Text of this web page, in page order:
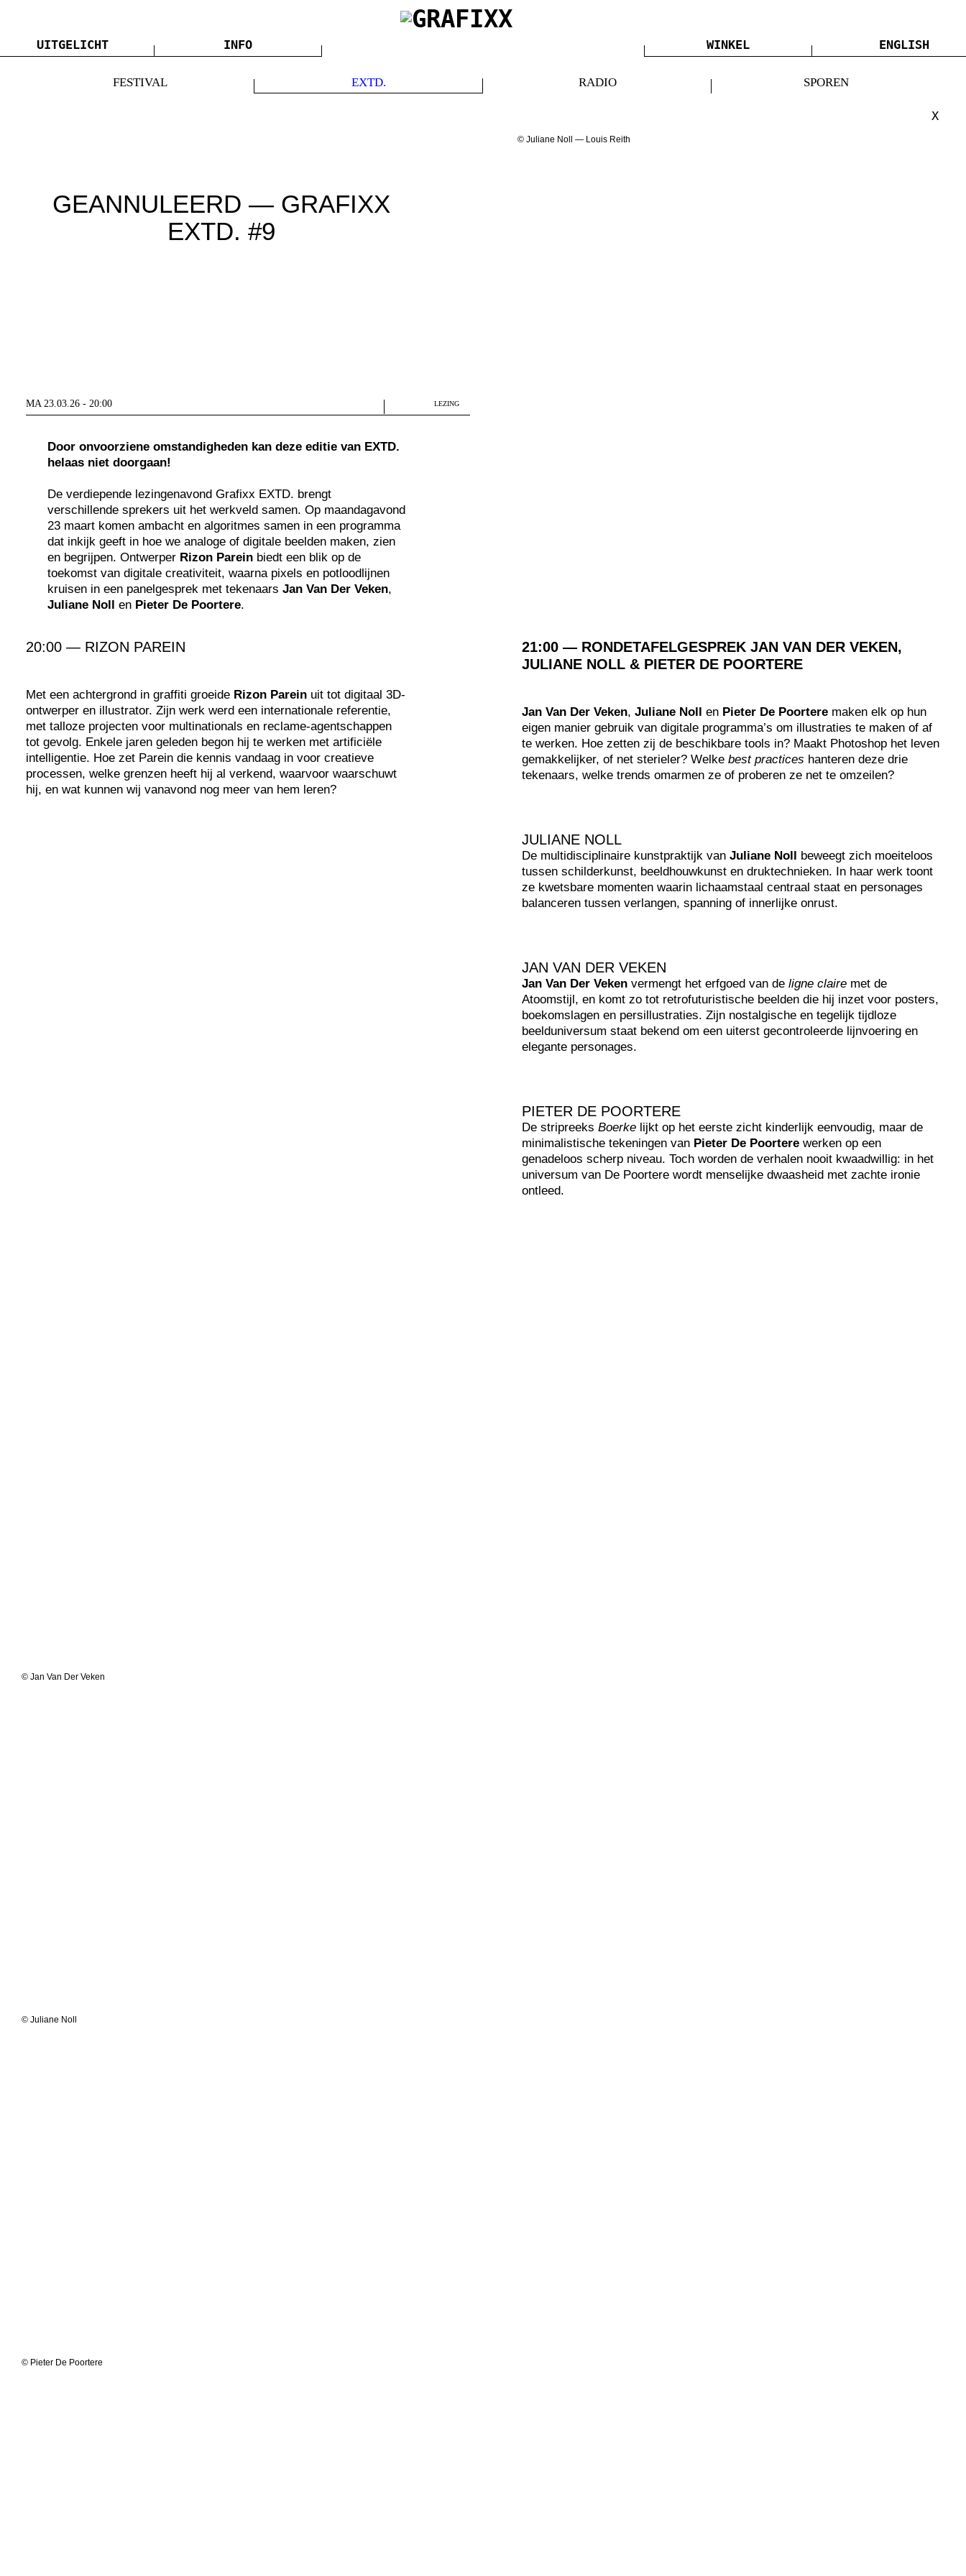
UITGELICHT INFO WINKEL ENGLISH
FESTIVAL EXTD. RADIO SPOREN
X
GEANNULEERD — GRAFIXX
EXTD. #9
MA 23.03.26 - 20:00 LEZING
Door onvoorziene omstandigheden kan deze editie van EXTD.
helaas niet doorgaan!
De verdiepende lezingenavond Grafixx EXTD. brengt
verschillende sprekers uit het werkveld samen. Op maandagavond
23 maart komen ambacht en algoritmes samen in een programma
dat inkijk geeft in hoe we analoge of digitale beelden maken, zien
en begrijpen. Ontwerper Rizon Parein biedt een blik op de
toekomst van digitale creativiteit, waarna pixels en potloodlijnen
kruisen in een panelgesprek met tekenaars Jan Van Der Veken,
Juliane Noll en Pieter De Poortere.
© Juliane Noll — Louis Reith
20:00 — RIZON PAREIN
Met een achtergrond in graffiti groeide Rizon Parein uit tot digitaal 3D-
ontwerper en illustrator. Zijn werk werd een internationale referentie,
met talloze projecten voor multinationals en reclame-agentschappen
tot gevolg. Enkele jaren geleden begon hij te werken met artificiële
intelligentie. Hoe zet Parein die kennis vandaag in voor creatieve
processen, welke grenzen heeft hij al verkend, waarvoor waarschuwt
hij, en wat kunnen wij vanavond nog meer van hem leren?
21:00 — RONDETAFELGESPREK JAN VAN DER VEKEN,
JULIANE NOLL & PIETER DE POORTERE
Jan Van Der Veken, Juliane Noll en Pieter De Poortere maken elk op hun
eigen manier gebruik van digitale programma’s om illustraties te maken of af
te werken. Hoe zetten zij de beschikbare tools in? Maakt Photoshop het leven
gemakkelijker, of net sterieler? Welke best practices hanteren deze drie
tekenaars, welke trends omarmen ze of proberen ze net te omzeilen?
JULIANE NOLL
De multidisciplinaire kunstpraktijk van Juliane Noll beweegt zich moeiteloos
tussen schilderkunst, beeldhouwkunst en druktechnieken. In haar werk toont
ze kwetsbare momenten waarin lichaamstaal centraal staat en personages
balanceren tussen verlangen, spanning of innerlijke onrust.
JAN VAN DER VEKEN
Jan Van Der Veken vermengt het erfgoed van de ligne claire met de
Atoomstijl, en komt zo tot retrofuturistische beelden die hij inzet voor posters,
boekomslagen en persillustraties. Zijn nostalgische en tegelijk tijdloze
beelduniversum staat bekend om een uiterst gecontroleerde lijnvoering en
elegante personages.
PIETER DE POORTERE
De stripreeks Boerke lijkt op het eerste zicht kinderlijk eenvoudig, maar de
minimalistische tekeningen van Pieter De Poortere werken op een
genadeloos scherp niveau. Toch worden de verhalen nooit kwaadwillig: in het
universum van De Poortere wordt menselijke dwaasheid met zachte ironie
ontleed.
© Jan Van Der Veken
© Juliane Noll
© Pieter De Poortere